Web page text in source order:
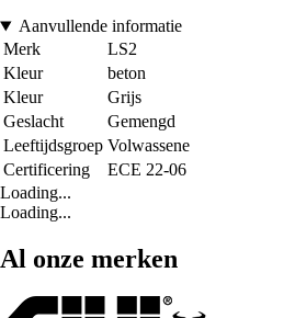
Aanvullende informatie
Merk
LS2
Kleur
beton
Kleur
Grijs
Geslacht
Gemengd
Leeftijdsgroep Volwassene
Certificering
ECE 22-06
Loading...
Loading...
Al onze merken